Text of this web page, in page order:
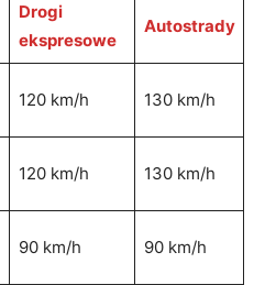
Drogi
ekspresowe
Autostrady
120 km/h 130 km/h
120 km/h 130 km/h
90 km/h 90 km/h